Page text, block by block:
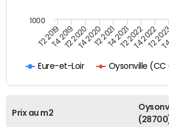
Eure-et-Loir Oysonville
T2 2019T4 2019T2 2020T4 2020T2 2021T4 2021T2 2022T4 2022
T2
1000
Prix au m2